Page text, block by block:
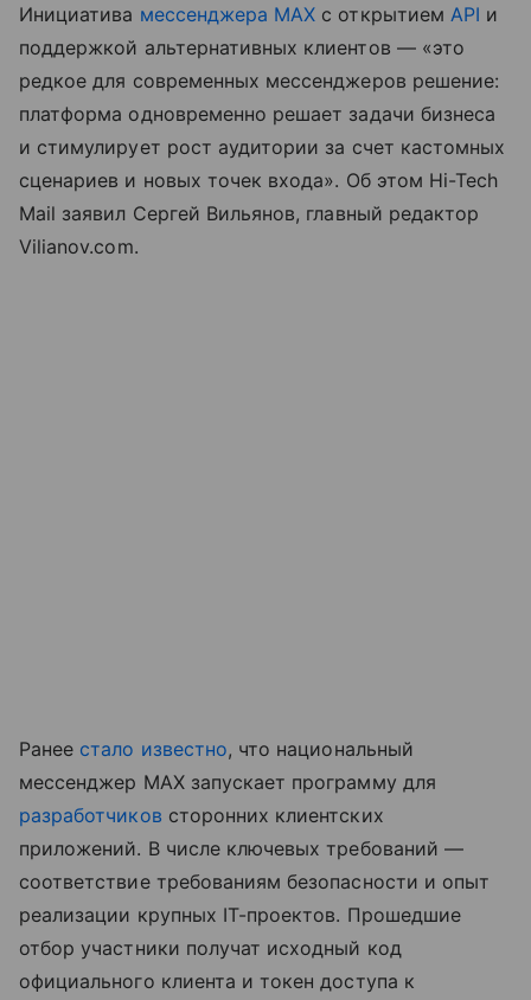
Инициатива мессенджера MAX с открытием API и
поддержкой альтернативных клиентов — «это
редкое для современных мессенджеров решение:
платформа одновременно решает задачи бизнеса
и стимулирует рост аудитории за счет кастомных
сценариев и новых точек входа». Об этом Hi-Tech
Mail заявил Сергей Вильянов, главный редактор
Vilianov.com.
Ранее стало известно, что национальный
мессенджер MAX запускает программу для
разработчиков сторонних клиентских
приложений. В числе ключевых требований —
соответствие требованиям безопасности и опыт
реализации крупных IT-проектов. Прошедшие
отбор участники получат исходный код
официального клиента и токен доступа к